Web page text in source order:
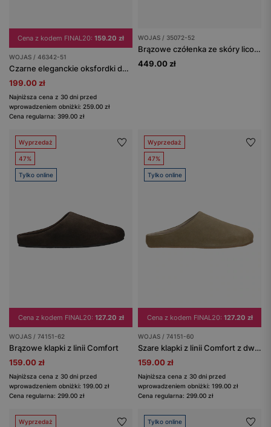
Cena z kodem FINAL20: 159.20 zł
WOJAS / 46342-51
Czarne eleganckie oksfordki damskie z perforowaną skórą
199.00 zł
Najniższa cena z 30 dni przed
wprowadzeniem obniżki: 259.00 zł
Cena regularna: 399.00 zł
WOJAS / 35072-52
Brązowe czółenka ze skóry licowej
449.00 zł
Wyprzedaż
47%
Tylko online
Cena z kodem FINAL20: 127.20 zł
WOJAS / 74151-62
Brązowe klapki z linii Comfort
159.00 zł
Najniższa cena z 30 dni przed
wprowadzeniem obniżki: 199.00 zł
Cena regularna: 299.00 zł
Wyprzedaż
47%
Tylko online
Cena z kodem FINAL20: 127.20 zł
WOJAS / 74151-60
Szare klapki z linii Comfort z dwoiny welurowej
159.00 zł
Najniższa cena z 30 dni przed
wprowadzeniem obniżki: 199.00 zł
Cena regularna: 299.00 zł
Wyprzedaż Tylko online